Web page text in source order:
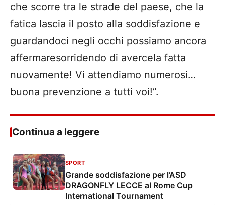
che scorre tra le strade del paese, che la
fatica lascia il posto alla soddisfazione e
guardandoci negli occhi possiamo ancora
affermaresorridendo di avercela fatta
nuovamente! Vi attendiamo numerosi…
buona prevenzione a tutti voi!”.
Continua a leggere
SPORT
Grande soddisfazione per l’ASD
DRAGONFLY LECCE al Rome Cup
International Tournament